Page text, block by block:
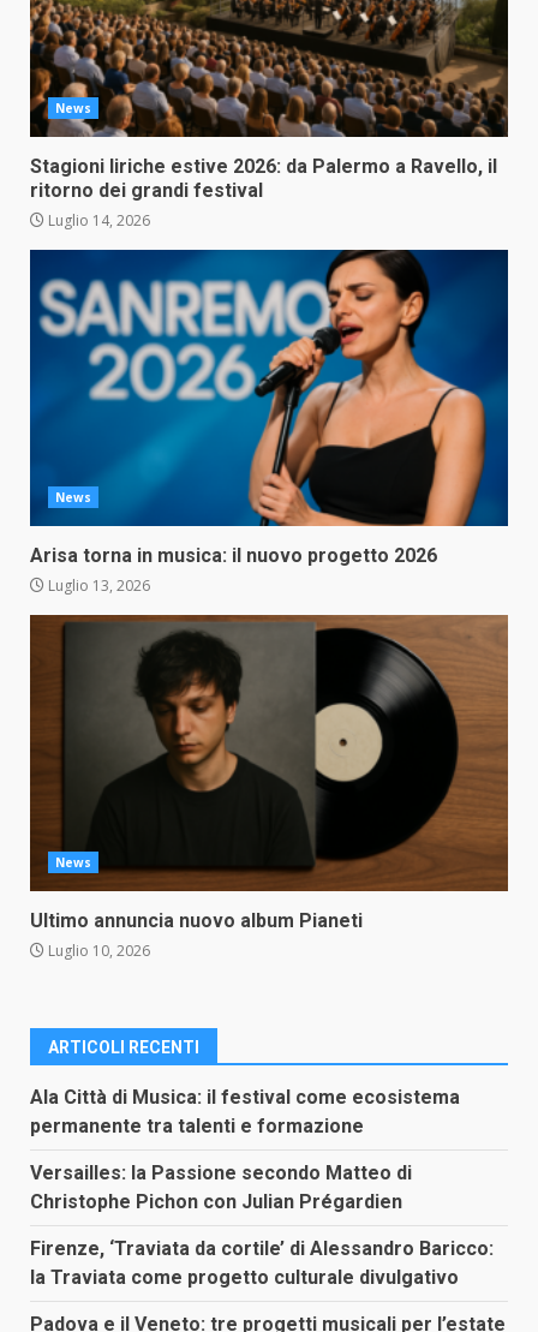
News
Stagioni liriche estive 2026: da Palermo a Ravello, il
ritorno dei grandi festival
Luglio 14, 2026
News
Arisa torna in musica: il nuovo progetto 2026
Luglio 13, 2026
News
Ultimo annuncia nuovo album Pianeti
Luglio 10, 2026
ARTICOLI RECENTI
Ala Città di Musica: il festival come ecosistema
permanente tra talenti e formazione
Versailles: la Passione secondo Matteo di
Christophe Pichon con Julian Prégardien
Firenze, ‘Traviata da cortile’ di Alessandro Baricco:
la Traviata come progetto culturale divulgativo
Padova e il Veneto: tre progetti musicali per l’estate